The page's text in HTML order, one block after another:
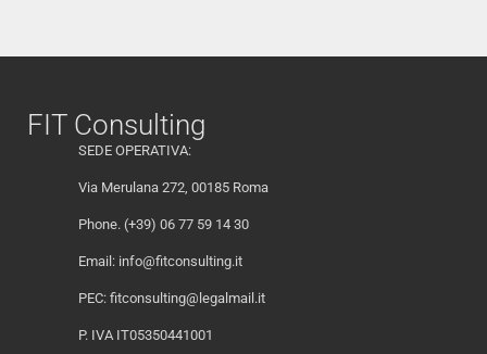
FIT Consulting
SEDE OPERATIVA:
Via Merulana 272, 00185 Roma
Phone. (+39) 06 77 59 14 30
Email: info@fitconsulting.it
PEC: fitconsulting@legalmail.it
P. IVA IT05350441001